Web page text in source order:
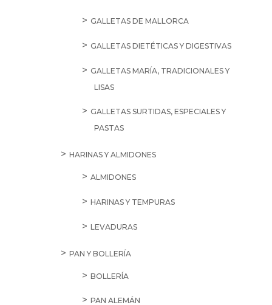
GALLETAS DE MALLORCA
GALLETAS DIETÉTICAS Y DIGESTIVAS
GALLETAS MARÍA, TRADICIONALES Y
LISAS
GALLETAS SURTIDAS, ESPECIALES Y
PASTAS
HARINAS Y ALMIDONES
ALMIDONES
HARINAS Y TEMPURAS
LEVADURAS
PAN Y BOLLERÍA
BOLLERÍA
PAN ALEMÁN